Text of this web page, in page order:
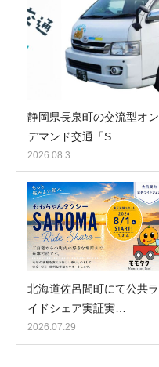
静岡県長泉町の交流型オン
デマンド交通「S…
2026.08.3
北海道佐呂間町にて公共ラ
イドシェア実証実…
2026.07.29